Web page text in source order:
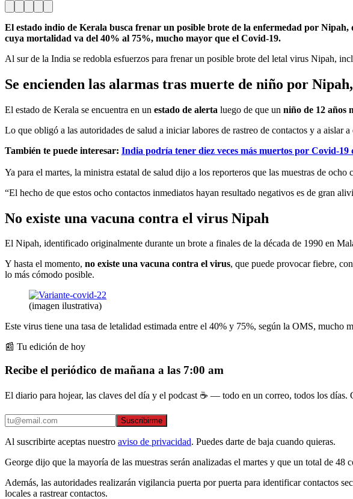
El estado indio de Kerala busca frenar un posible brote de la enfermedad por
cuya mortalidad va del 40% al 75%, mucho mayor que el Covid-19.
Al sur de la India se redobla esfuerzos para frenar un posible brote del letal virus Nipah,
Se encienden las alarmas tras muerte de niño por
El estado de Kerala se encuentra en un estado de alerta luego de que un niño de 12 años
Lo que obligó a las autoridades de salud a iniciar labores de rastreo de contactos y a aislar
También te puede interesar: India podría tener diez veces más muertos por Covid-19
Ya para el martes, la ministra estatal de salud dijo a los reporteros que las muestras de ocho
“El hecho de que estos ocho contactos inmediatos hayan resultado negativos es de gran
No existe una vacuna contra el virus Nipah
El Nipah, identificado originalmente durante un brote a finales de la década de 1990 en
Y hasta el momento, no existe una vacuna contra el virus, que puede provocar fiebre,
lo más cómodo posible.
(imagen ilustrativa)
Este virus tiene una tasa de letalidad estimada entre el 40% y 75%, según la OMS, mucho
📰 Tu edición de hoy
Recibe el periódico de mañana a las 7:00 am
El diario para hojear, las claves del día y el podcast ☕ — todo en un correo, todos los días.
Suscribirme
Al suscribirte aceptas nuestro aviso de privacidad. Puedes darte de baja cuando quieras.
George dijo que la mayoría de las muestras serán analizadas el martes y que un total de
Además, las autoridades realizarán vigilancia puerta por puerta para identificar contactos
locales a rastrear contactos.